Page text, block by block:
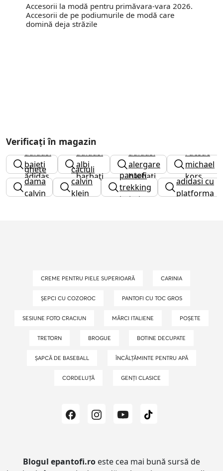
Accesorii la modă pentru primăvara-vara 2026.
Accesorii de pe podiumurile de modă care
domină deja străzile
Verificați în magazin
adidasi
baieti
adidas
adidasi
albi
barbati
adidasi
alergare
barbati
rucsac
michael
kors
ghete
dama
calvin
caciuli
calvin
klein
pantofi
trekking
baieti
adidasi cu
platforma
CREME PENTRU PIELE SUPERIOARĂ CARINIA
ȘEPCI CU COZOROC PANTOFI CU TOC GROS
SESIUNE FOTO CRACIUN MĂRCI ITALIENE POȘETE
TRETORN BROGUE BOTINE DECUPATE
ȘAPCĂ DE BASEBALL ÎNCĂLȚĂMINTE PENTRU APĂ
CORDELUȚĂ GENȚI CLASICE
Blogul epantofi.ro este cea mai bună sursă de